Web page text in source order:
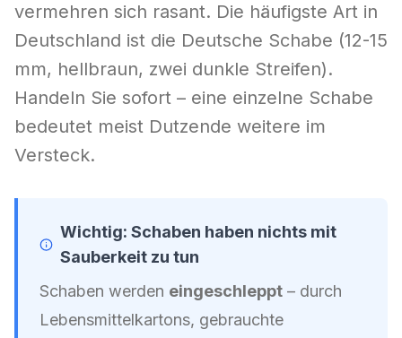
vermehren sich rasant. Die häufigste Art in
Deutschland ist die Deutsche Schabe (12-15
mm, hellbraun, zwei dunkle Streifen).
Handeln Sie sofort – eine einzelne Schabe
bedeutet meist Dutzende weitere im
Versteck.
Wichtig: Schaben haben nichts mit
Sauberkeit zu tun
Schaben werden eingeschleppt – durch
Lebensmittelkartons, gebrauchte